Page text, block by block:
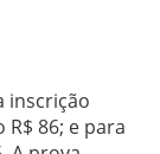
inscrição
86; e para